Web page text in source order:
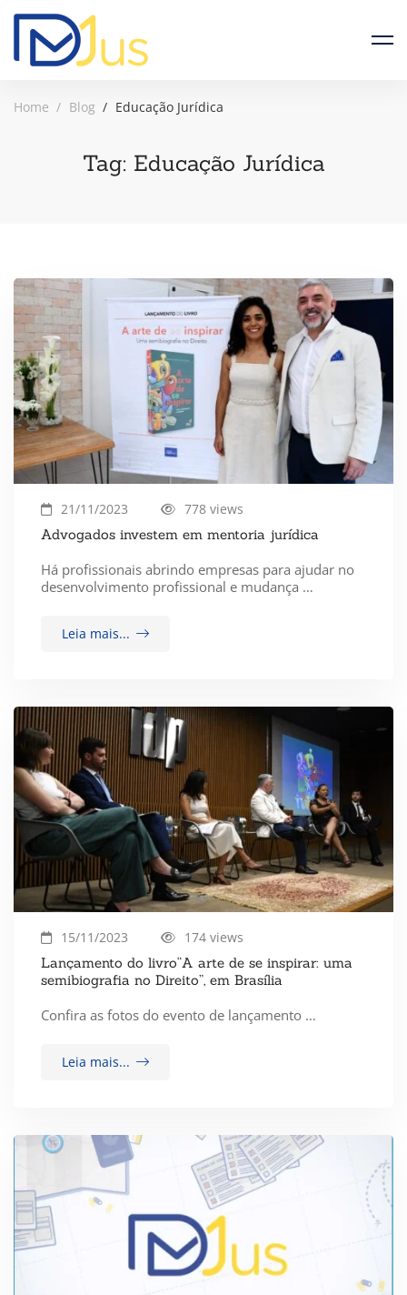
Home Blog Educação Jurídica
Tag: Educação Jurídica
21/11/2023
778 views
Advogados investem em mentoria jurídica
Há profissionais abrindo empresas para ajudar no
desenvolvimento profissional e mudança …
Leia mais...
15/11/2023
174 views
Lançamento do livro“A arte de se inspirar: uma
semibiografia no Direito”, em Brasília
Confira as fotos do evento de lançamento …
Leia mais...